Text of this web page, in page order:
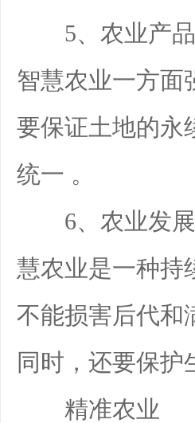
5、农业产品
智慧农业一方面
要保证土地的永
统一 。
6、农业发展
慧农业是一种持
不能损害后代和
同时，还要保护
精准农业